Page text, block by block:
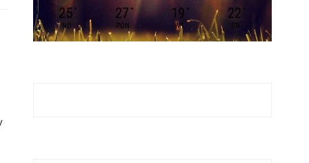
25 °
ND
27 °
PON
19 °
WT
22 °
ŚR